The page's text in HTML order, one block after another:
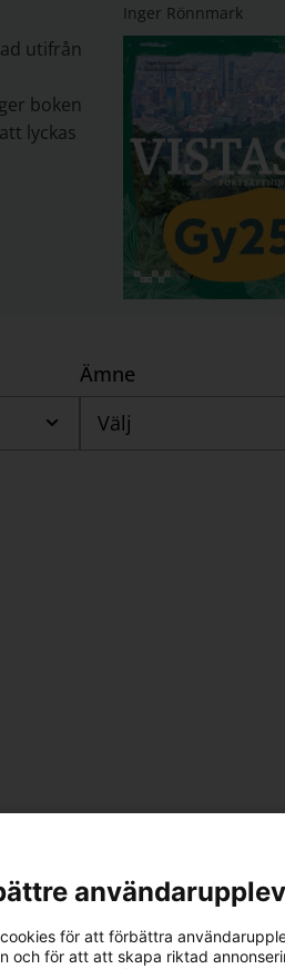
utifrån
boken
lyckas
Inger Rönnmark
Ämne
Välj
för att förbättra
och för att att skapa riktad